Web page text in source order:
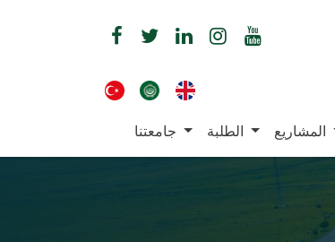
جامعتنا الطلبة المشاريع